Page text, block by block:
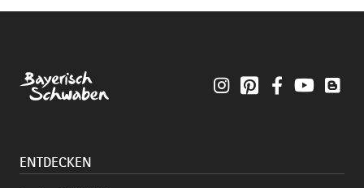
InstagramPinterestFacebookYouTube
ENTDECKEN